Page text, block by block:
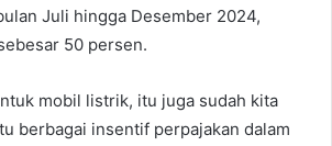
Juli hingga Desember 2024,
50 persen.
mobil listrik, itu juga sudah kita
berbagai insentif perpajakan dalam